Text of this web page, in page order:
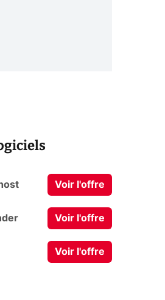
Voir l'offre
Voir l'offre
Voir l'offre